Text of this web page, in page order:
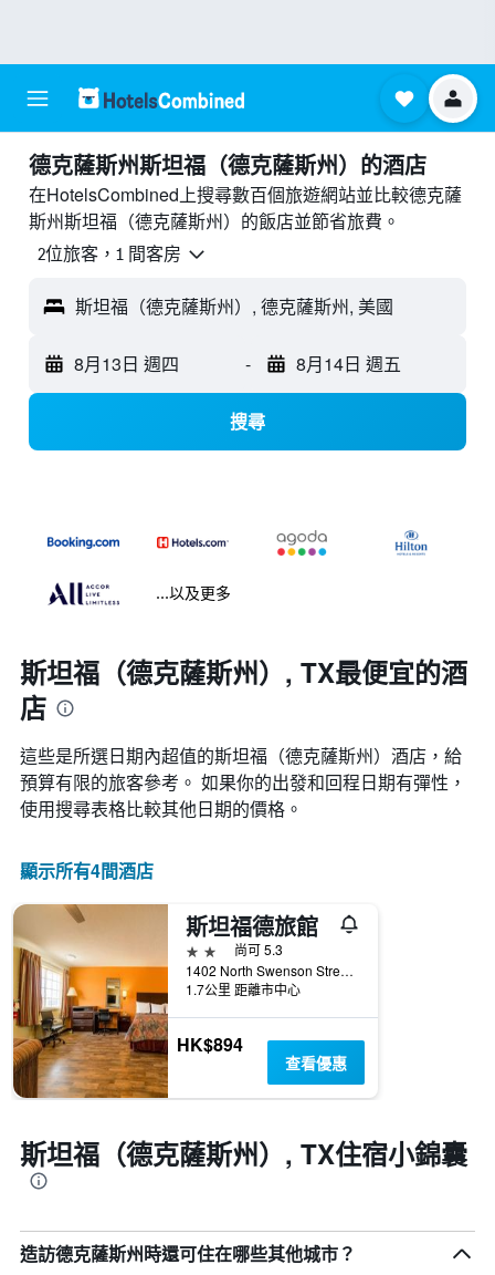
德克薩斯州斯坦福（德克薩斯州）的酒店
在HotelsCombined上搜尋數百個旅遊網站並比較德克薩
斯州斯坦福（德克薩斯州）的飯店並節省旅費。
2位旅客，1 間客房
斯坦福（德克薩斯州）, 德克薩斯州, 美國
8月13日 週四 - 8月14日 週五
搜尋
...以及更多
斯坦福（德克薩斯州）, TX最便宜的酒
店
這些是所選日期內超值的斯坦福（德克薩斯州）​酒店，給
預算有限的旅客參考。 如果你的出發和回程日期有彈性，
使用搜尋表格比較其他日期的價格。
顯示所有4間酒店
斯坦福德旅館
2星級
尚可 5.3
1402 North Swenson Street, 斯坦福（德克薩斯州）, TX, 美國
1.7公里 距離市中心
HK$894
查看優惠
斯坦福（德克薩斯州）, TX住宿小錦囊
造訪德克薩斯州​時還可住在哪些其他城市？